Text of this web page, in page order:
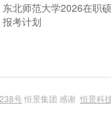
东北师范大学2026在职
报考计划
号恒景集团 感谢 恒景科